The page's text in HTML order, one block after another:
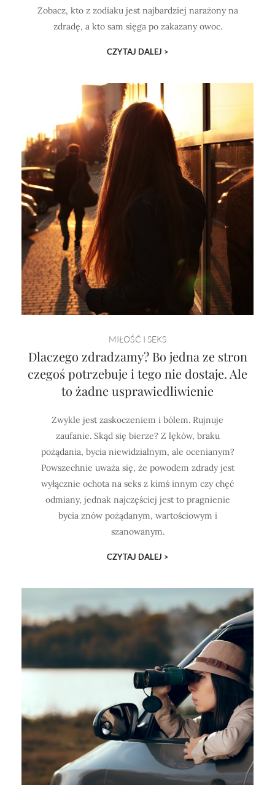
Zobacz, kto z zodiaku jest najbardziej narażony na
zdradę, a kto sam sięga po zakazany owoc.
CZYTAJ DALEJ >
MIŁOŚĆ I SEKS
Dlaczego zdradzamy? Bo jedna ze stron
czegoś potrzebuje i tego nie dostaje. Ale
to żadne usprawiedliwienie
Zwykle jest zaskoczeniem i bólem. Rujnuje
zaufanie. Skąd się bierze? Z lęków, braku
pożądania, bycia niewidzialnym, ale ocenianym?
Powszechnie uważa się, że powodem zdrady jest
wyłącznie ochota na seks z kimś innym czy chęć
odmiany, jednak najczęściej jest to pragnienie
bycia znów pożądanym, wartościowym i
szanowanym.
CZYTAJ DALEJ >